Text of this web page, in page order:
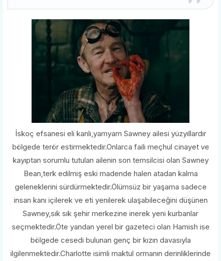
İskoç efsanesi eli kanlı,yamyam Sawney ailesi yüzyıllardır
bölgede terör estirmektedir.Onlarca faili meçhul cinayet ve
kayıptan sorumlu tutulan ailenin son temsilcisi olan Sawney
Bean,terk edilmiş eski madende halen atadan kalma
geleneklerini sürdürmektedir.Ölümsüz bir yaşama sadece
insan kanı içilerek ve eti yenilerek ulaşabileceğini düşünen
Sawney,sık sık şehir merkezine inerek yeni kurbanlar
seçmektedir.Öte yandan yerel bir gazeteci olan Hamish ise
bölgede cesedi bulunan genç bir kızın davasıyla
ilgilenmektedir.Charlotte isimli maktul ormanın derinliklerinde